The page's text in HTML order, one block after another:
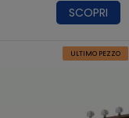
SCOPRI
ULTIMO PEZZO